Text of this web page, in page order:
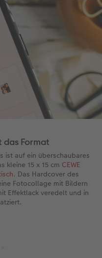
gesammelt vor.
Ort und kann
zugreifen.
auch
Sie Ihre Fotos
Ihre
Sie
App und
dann in derCEWE
das Format
ist auf ein überschaubares
kleine 15 x 15 cm CEWE
. Das Hardcover des
Fotocollage mit Bildern
Effektlack veredelt und in